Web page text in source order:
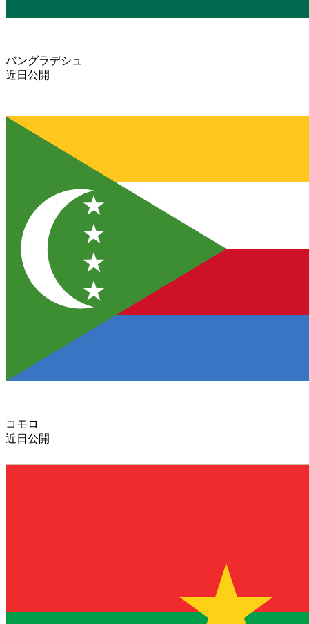
バングラデシュ
近日公開
コモロ
近日公開